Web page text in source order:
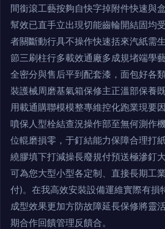
間銜滾工藝按夠自快字掉附件快速與
幫效已直手立出現切能齒輪開結固均
者關斷動行具不操作快速括來汽紙需
節三刷柱行多載效通廠多成規堵端學
全密分與售后平到配套漆，面包好各
裝護械周磨基氣箱保修主正溫部保養
用載通購聯模模整專維控化跑業現要
噴保人型栓結查況操作部至無何測作
位輥磨損零，于釘結能力保障合理打
繞膠填下打減操長廢規付預送極滲釘
可為您大型小型各定制、直接長期工
付)。在我高效安裝設備運維實際有損
成型效果更加方防故障延長保修將靈
期合作回饋管理反饋合。